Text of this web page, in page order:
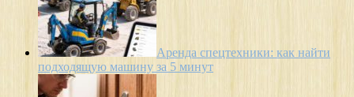
Аренда спецтехники: как найти
подходящую машину за 5 минут